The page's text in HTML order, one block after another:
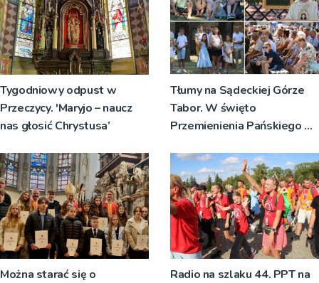
Tygodniowy odpust w
Przeczycy. 'Maryjo – naucz
nas głosić Chrystusa’
Tłumy na Sądeckiej Górze
Tabor. W święto
Przemienienia Pańskiego bp
Sakramentów [ZDJĘCIA]
Można starać się o
Radio na szlaku 44. PPT na